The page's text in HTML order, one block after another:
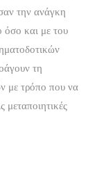
την ανάγκη
όσο και με του
τη
με τρόπο που να
μεταποιητικές